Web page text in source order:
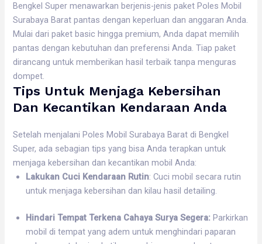
Bengkel Super menawarkan berjenis-jenis paket Poles Mobil
Surabaya Barat pantas dengan keperluan dan anggaran Anda.
Mulai dari paket basic hingga premium, Anda dapat memilih
pantas dengan kebutuhan dan preferensi Anda. Tiap paket
dirancang untuk memberikan hasil terbaik tanpa menguras
dompet.
Tips Untuk Menjaga Kebersihan
Dan Kecantikan Kendaraan Anda
Setelah menjalani Poles Mobil Surabaya Barat di Bengkel
Super, ada sebagian tips yang bisa Anda terapkan untuk
menjaga kebersihan dan kecantikan mobil Anda:
Lakukan Cuci Kendaraan Rutin: Cuci mobil secara rutin
untuk menjaga kebersihan dan kilau hasil detailing.
Hindari Tempat Terkena Cahaya Surya Segera:Parkirkan
mobil di tempat yang adem untuk menghindari paparan